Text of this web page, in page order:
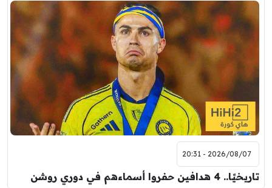
2026/08/07 - 20:31
تاريخيًا.. 4 هدافين حفروا أسماءهم في دوري روشن